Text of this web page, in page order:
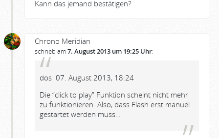
Kann das jemand bestätigen?
Chrono Meridian
schrieb am7. August 2013 um 19:25 Uhr:
dos 07. August 2013, 18:24
Die “click to play” Funktion scheint nicht mehr
zu funktionieren. Also, dass Flash erst manuel
gestartet werden muss…